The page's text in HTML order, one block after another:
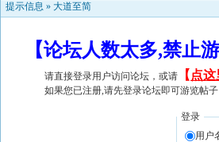
提示信息 » 大道至简
【论坛人数太多,禁止
请直接登录用户访问论坛，或请 【 点
如果您已注册,请先登录论坛即可游览帖子
登录
用户